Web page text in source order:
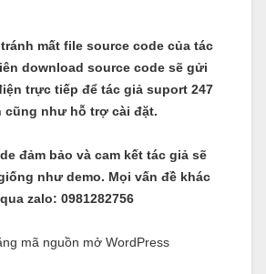
mất file source code của tác
download source code sẽ gửi
trực tiếp để tác giả suport 247
cũng như hỗ trợ cài đặt.
đảm bảo và cam kết tác giả sẽ
như demo. Mọi vấn đề khác
zalo: 0981282756
mã nguồn mở WordPress